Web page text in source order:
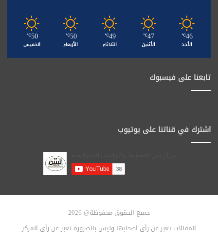
46
℃
الأحد
47
℃
الأثنين
49
℃
الثلاثاء
50
℃
الأربعاء
50
℃
الخميس
تابعنا على فيسبوك
اشترك في قناتنا على يوتيوب
جميع الحقوق محفوظة@ 2026
المقالات تعبر عن رأي اصحابها وليس بالضرورة تعبر عن رأي المركز